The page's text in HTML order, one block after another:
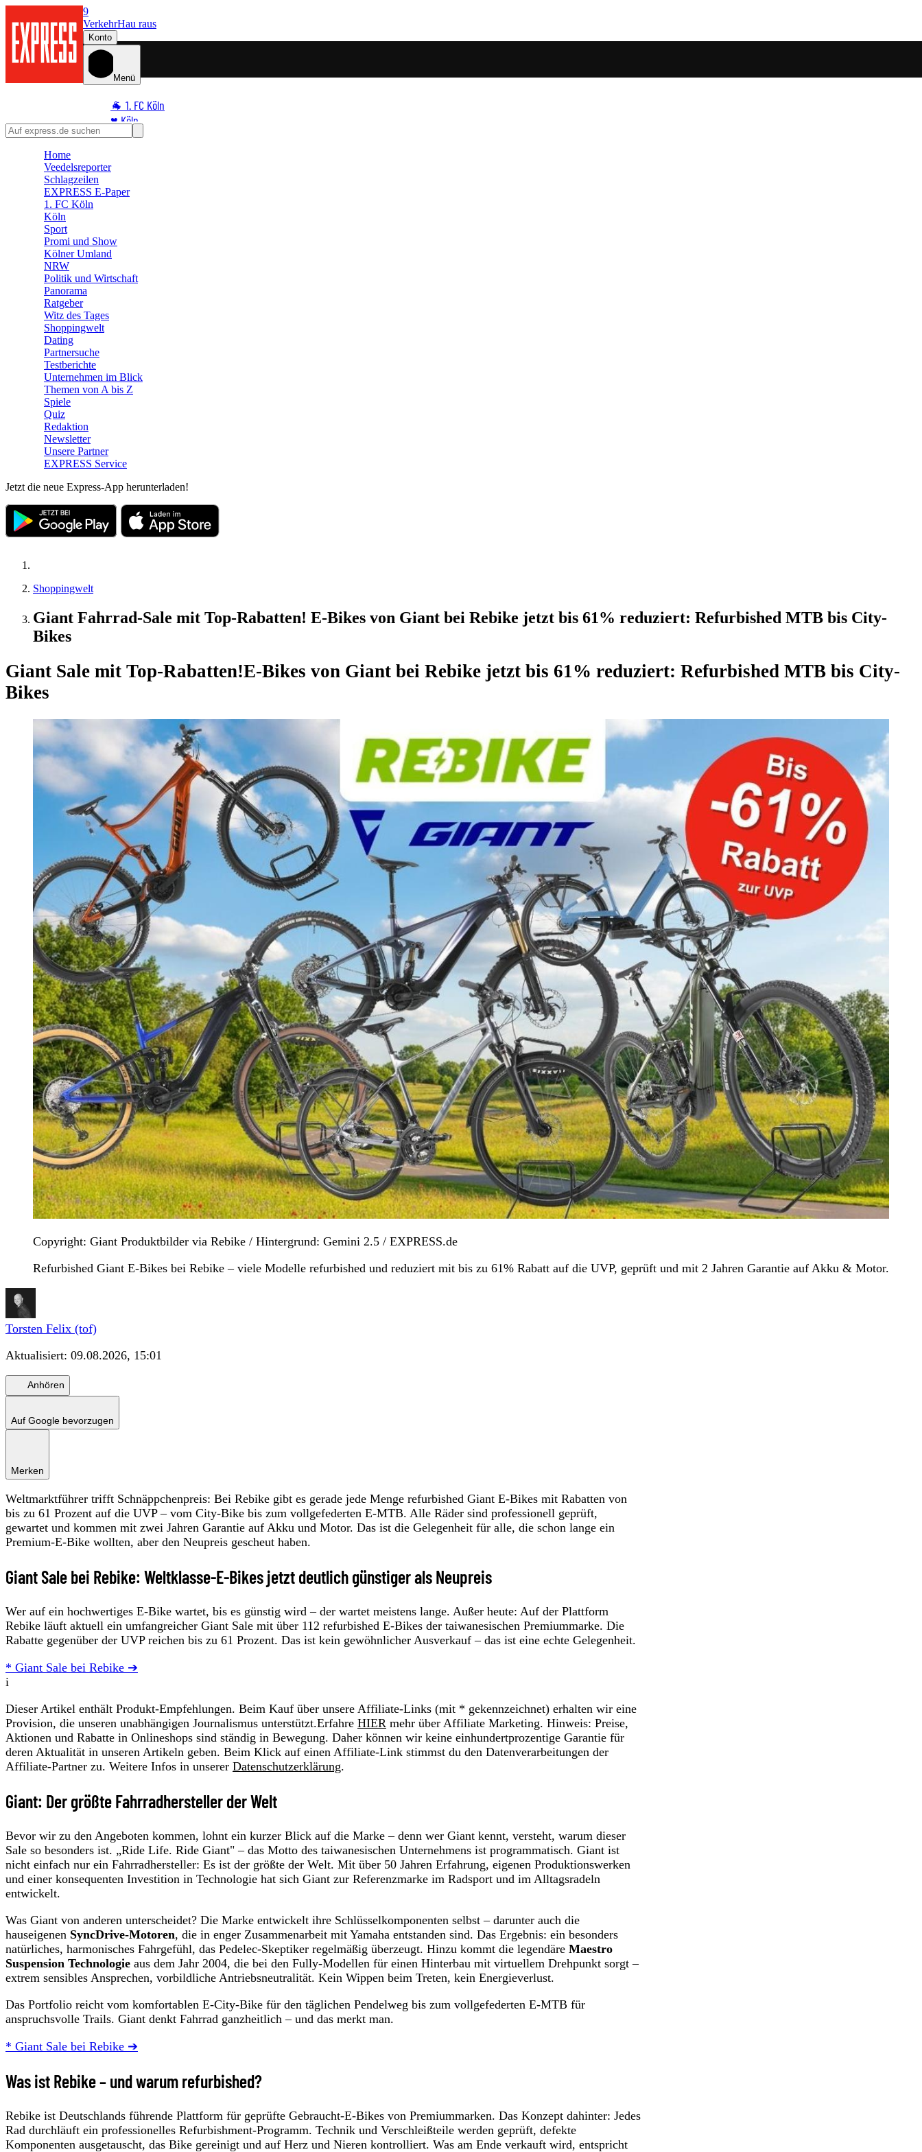
9
VerkehrHau raus
Konto
Menü
🐐 1. FC Köln
♥️ Köln
⭐ Promi
🛒 Shoppingwelt
🧩 Spiele
Home
Veedelsreporter
Schlagzeilen
EXPRESS E-Paper
1. FC Köln
Köln
Sport
Promi und Show
Kölner Umland
NRW
Politik und Wirtschaft
Panorama
Ratgeber
Witz des Tages
Shoppingwelt
Dating
Partnersuche
Testberichte
Unternehmen im Blick
Themen von A bis Z
Spiele
Quiz
Redaktion
Newsletter
Unsere Partner
EXPRESS Service
Jetzt die neue Express-App herunterladen!
Shoppingwelt
Giant Fahrrad-Sale mit Top-Rabatten! E-Bikes von Giant bei Rebike jetzt bis 61% reduziert: Refurbished MTB bis City-
Bikes
Giant Sale mit Top-Rabatten!E-Bikes von Giant bei Rebike jetzt bis 61% reduziert: Refurbished MTB bis City-
Bikes
Copyright: Giant Produktbilder via Rebike / Hintergrund: Gemini 2.5 / EXPRESS.de
Refurbished Giant E-Bikes bei Rebike – viele Modelle refurbished und reduziert mit bis zu 61% Rabatt auf die UVP, geprüft und mit 2 Jahren Garantie auf Akku & Motor.
Torsten Felix (tof)
Aktualisiert: 09.08.2026, 15:01
Anhören
Auf Google bevorzugen
Merken
Weltmarktführer trifft Schnäppchenpreis: Bei Rebike gibt es gerade jede Menge refurbished Giant E-Bikes mit Rabatten von
bis zu 61 Prozent auf die UVP – vom City-Bike bis zum vollgefederten E-MTB. Alle Räder sind professionell geprüft,
gewartet und kommen mit zwei Jahren Garantie auf Akku und Motor. Das ist die Gelegenheit für alle, die schon lange ein
Premium-E-Bike wollten, aber den Neupreis gescheut haben.
Giant Sale bei Rebike: Weltklasse-E-Bikes jetzt deutlich günstiger als Neupreis
Wer auf ein hochwertiges E-Bike wartet, bis es günstig wird – der wartet meistens lange. Außer heute: Auf der Plattform
Rebike läuft aktuell ein umfangreicher Giant Sale mit über 112 refurbished E-Bikes der taiwanesischen Premiummarke. Die
Rabatte gegenüber der UVP reichen bis zu 61 Prozent. Das ist kein gewöhnlicher Ausverkauf – das ist eine echte Gelegenheit.
* Giant Sale bei Rebike ➔
i
Dieser Artikel enthält Produkt-Empfehlungen. Beim Kauf über unsere Affiliate-Links (mit * gekennzeichnet) erhalten wir eine
Provision, die unseren unabhängigen Journalismus unterstützt.Erfahre HIER mehr über Affiliate Marketing. Hinweis: Preise,
Aktionen und Rabatte in Onlineshops sind ständig in Bewegung. Daher können wir keine einhundertprozentige Garantie für
deren Aktualität in unseren Artikeln geben. Beim Klick auf einen Affiliate-Link stimmst du den Datenverarbeitungen der
Affiliate-Partner zu. Weitere Infos in unserer Datenschutzerklärung.
Giant: Der größte Fahrradhersteller der Welt
Bevor wir zu den Angeboten kommen, lohnt ein kurzer Blick auf die Marke – denn wer Giant kennt, versteht, warum dieser
Sale so besonders ist. „Ride Life. Ride Giant" – das Motto des taiwanesischen Unternehmens ist programmatisch. Giant ist
nicht einfach nur ein Fahrradhersteller: Es ist der größte der Welt. Mit über 50 Jahren Erfahrung, eigenen Produktionswerken
und einer konsequenten Investition in Technologie hat sich Giant zur Referenzmarke im Radsport und im Alltagsradeln
entwickelt.
Was Giant von anderen unterscheidet? Die Marke entwickelt ihre Schlüsselkomponenten selbst – darunter auch die
hauseigenen SyncDrive-Motoren, die in enger Zusammenarbeit mit Yamaha entstanden sind. Das Ergebnis: ein besonders
natürliches, harmonisches Fahrgefühl, das Pedelec-Skeptiker regelmäßig überzeugt. Hinzu kommt die legendäre Maestro
Suspension Technologie aus dem Jahr 2004, die bei den Fully-Modellen für einen Hinterbau mit virtuellem Drehpunkt sorgt –
extrem sensibles Ansprechen, vorbildliche Antriebsneutralität. Kein Wippen beim Treten, kein Energieverlust.
Das Portfolio reicht vom komfortablen E-City-Bike für den täglichen Pendelweg bis zum vollgefederten E-MTB für
anspruchsvolle Trails. Giant denkt Fahrrad ganzheitlich – und das merkt man.
* Giant Sale bei Rebike ➔
Was ist Rebike – und warum refurbished?
Rebike ist Deutschlands führende Plattform für geprüfte Gebraucht-E-Bikes von Premiummarken. Das Konzept dahinter: Jedes
Rad durchläuft ein professionelles Refurbishment-Programm. Technik und Verschleißteile werden geprüft, defekte
Komponenten ausgetauscht, das Bike gereinigt und auf Herz und Nieren kontrolliert. Was am Ende verkauft wird, entspricht